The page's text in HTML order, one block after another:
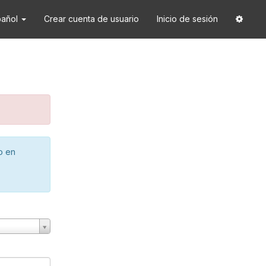
Crear cuenta de usuario Inicio de sesión
en